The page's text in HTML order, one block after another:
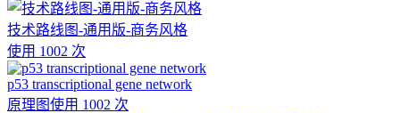
技术路线图-通用版-商务风格
使用 1002 次
p53 transcriptional gene network
原理图使用 1002 次